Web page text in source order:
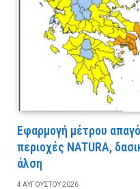
Εφαρμογή μέτρου
περιοχές NATURA,
άλση
4 ΑΥΓΟΎΣΤΟΥ 2026